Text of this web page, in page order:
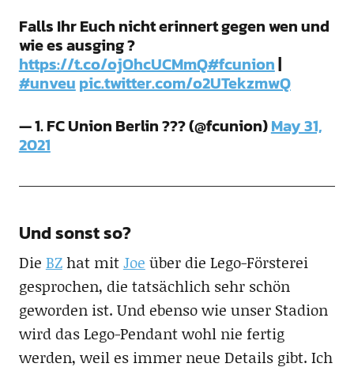
Falls Ihr Euch nicht erinnert gegen wen und
wie es ausging ?
https://t.co/ojOhcUCMmQ#fcunion|
#unveupic.twitter.com/o2UTekzmwQ
— 1. FC Union Berlin ??? (@fcunion)May 31,
2021
Und sonst so?
Die BZhat mitJoe über die Lego-Försterei
gesprochen, die tatsächlich sehr schön
geworden ist. Und ebenso wie unser Stadion
wird das Lego-Pendant wohl nie fertig
werden, weil es immer neue Details gibt. Ich